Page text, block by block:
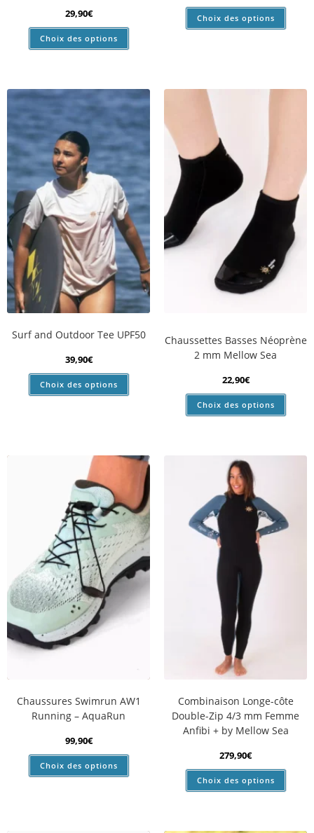
29,90€
Choix des options
Choix des options
Surf and Outdoor Tee UPF50
39,90€
Choix des options
Chaussettes Basses Néoprène
2 mm Mellow Sea
22,90€
Choix des options
Chaussures Swimrun AW1
Running – AquaRun
99,90€
Choix des options
Combinaison Longe-côte
Double-Zip 4/3 mm Femme
Anfibi + by Mellow Sea
279,90€
Choix des options